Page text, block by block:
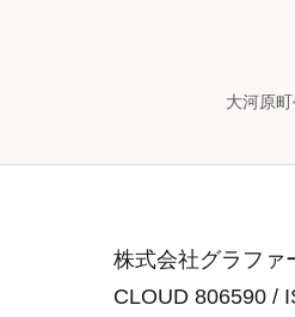
大河原
株式会社グラファ
CLOUD 806590 /